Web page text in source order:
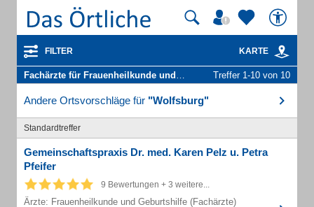
FILTER KARTE
Fachärzte für Frauenheilkunde und Geburtshilfe in Wolfsburg
Treffer 1-10 von 10
Andere Ortsvorschläge für "Wolfsburg"
Standardtreffer
Gemeinschaftspraxis Dr. med. Karen Pelz u. Petra
Pfeifer
9 Bewertungen + 3 weitere...
Ärzte: Frauenheilkunde und Geburtshilfe (Fachärzte)